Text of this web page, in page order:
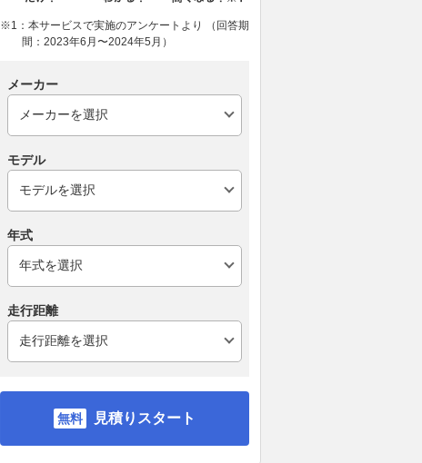
※1：本サービスで実施のアンケートより （回答期
間：2023年6月〜2024年5月）
メーカー
モデル
年式
走行距離
見積りスタート